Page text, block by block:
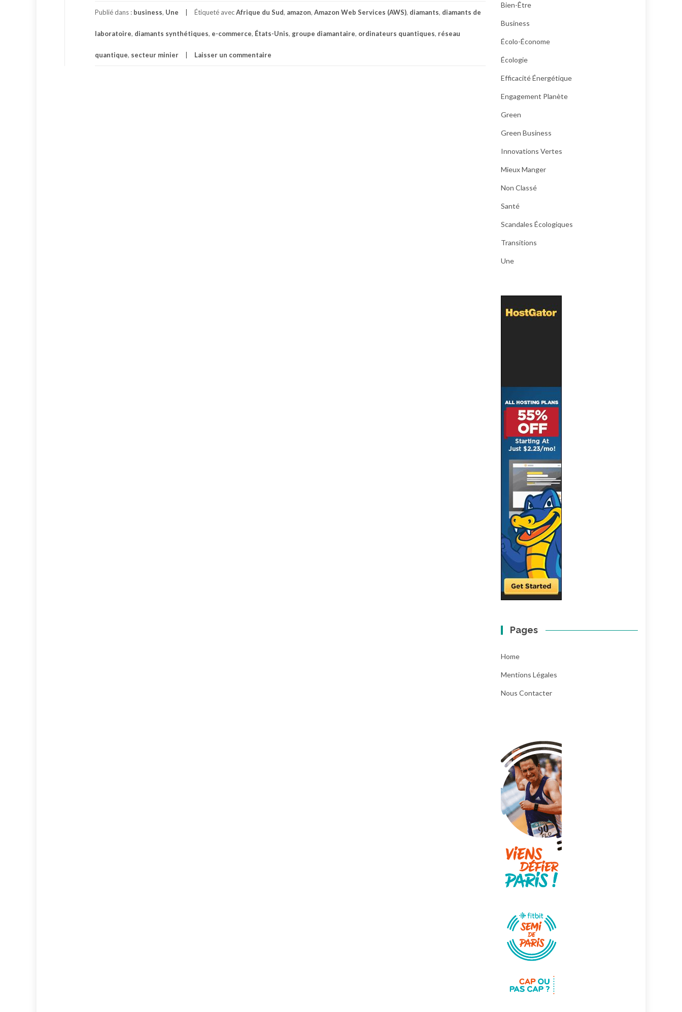
Publié dans : business, Une Étiqueté avecAfrique du Sud, amazon, Amazon Web Services (AWS), diamants, diamants de
laboratoire, diamants synthétiques, e-commerce, États-Unis, groupe diamantaire, ordinateurs quantiques, réseau
quantique, secteur minier Laisser un commentaire
Bien-Être
Business
Écolo-Économe
Écologie
Efficacité Énergétique
Engagement Planète
Green
Green Business
Innovations Vertes
Mieux Manger
Non Classé
Santé
Scandales Écologiques
Transitions
Une
Pages
Home
Mentions Légales
Nous Contacter